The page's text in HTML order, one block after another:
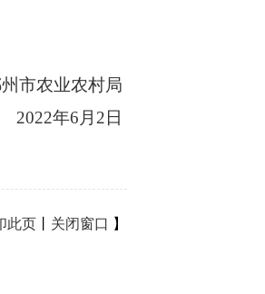
农村局
年6月2日
此页 关闭窗口 】